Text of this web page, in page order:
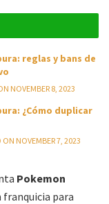
reglas y bans de
NOVEMBER 8, 2023
¿Cómo duplicar
NOVEMBER 7, 2023
Pokemon
para